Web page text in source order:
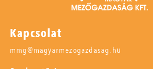
Kapcsolat
mmg@magyarmezogazdasag.hu